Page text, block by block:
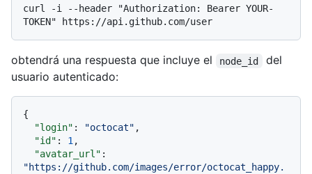
curl -i --header "Authorization: Bearer YOUR-
obtendrá una respuesta que incluye el node_id
del
usuario autenticado:
{
"login" : "octocat" ,
"id" : 1,
"avatar_url" :
"https://github.com/images/error/octocat_happy.